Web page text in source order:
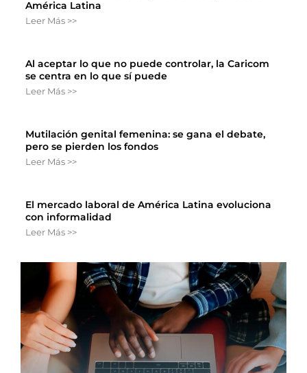
América Latina
Leer Más >>
Al aceptar lo que no puede controlar, la Caricom
se centra en lo que sí puede
Leer Más >>
Mutilación genital femenina: se gana el debate,
pero se pierden los fondos
Leer Más >>
El mercado laboral de América Latina evoluciona
con informalidad
Leer Más >>